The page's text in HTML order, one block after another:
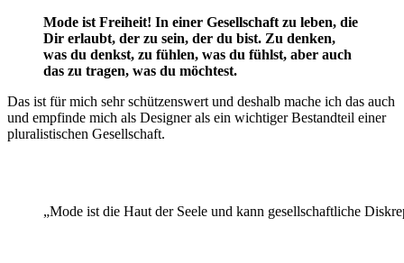
Mode ist Freiheit! In einer Gesellschaft zu leben, die
Dir erlaubt, der zu sein, der du bist. Zu denken,
was du denkst, zu fühlen, was du fühlst, aber auch
das zu tragen, was du möchtest.
Das ist für mich sehr schützenswert und deshalb mache ich das auch
und empfinde mich als Designer als ein wichtiger Bestandteil einer
pluralistischen Gesellschaft.
„Mode ist die Haut der Seele und kann gesellschaftliche